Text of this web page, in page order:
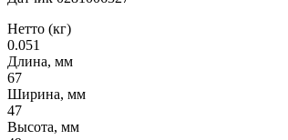
Нетто (кг)
0.051
Длина, мм
67
Ширина, мм
47
Высота, мм